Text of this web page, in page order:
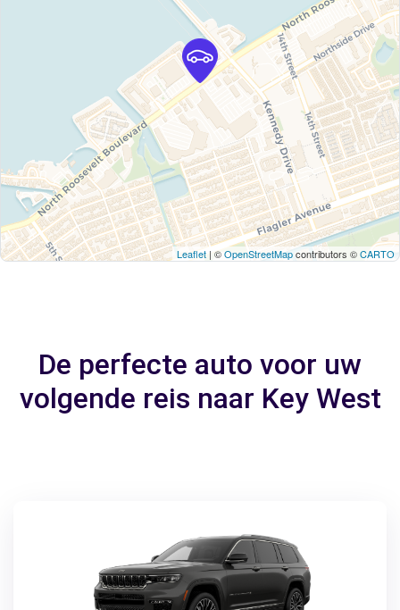
Leaflet | ©OpenStreetMapcontributors ©CARTO
De perfecte auto voor uw
volgende reis naar Key West